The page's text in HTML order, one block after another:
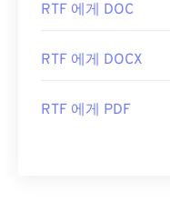
RTF 에게 DOC
RTF 에게 DOCX
RTF 에게 PDF